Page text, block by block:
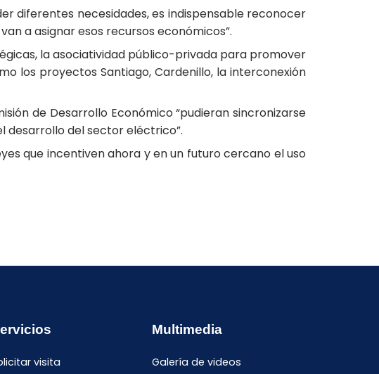
diferentes necesidades, es indispensable reconocer
a asignar esos recursos económicos”.
la asociatividad público-privada para promover
los proyectos Santiago, Cardenillo, la interconexión
de Desarrollo Económico “pudieran sincronizarse
desarrollo del sector eléctrico”.
que incentiven ahora y en un futuro cercano el uso
visita
Multimedia
Galería de videos